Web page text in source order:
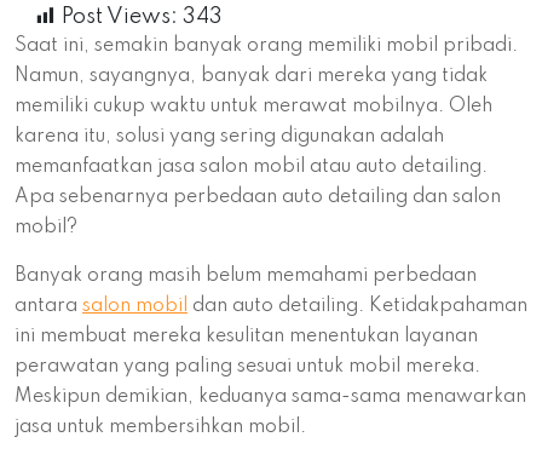
Post Views: 343
Saat ini, semakin banyak orang memiliki mobil pribadi.
Namun, sayangnya, banyak dari mereka yang tidak
memiliki cukup waktu untuk merawat mobilnya. Oleh
karena itu, solusi yang sering digunakan adalah
memanfaatkan jasa salon mobil atau auto detailing.
Apa sebenarnya perbedaan auto detailing dan salon
mobil?
Banyak orang masih belum memahami perbedaan
antara salon mobil
dan auto detailing. Ketidakpahaman
ini membuat mereka kesulitan menentukan layanan
perawatan yang paling sesuai untuk mobil mereka.
Meskipun demikian, keduanya sama-sama menawarkan
jasa untuk membersihkan mobil.